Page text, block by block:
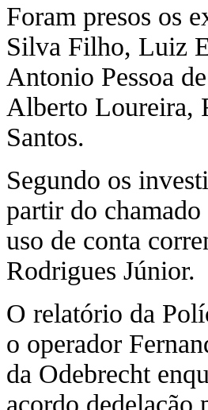
Foram presos os
Silva Filho, Luiz
Antonio Pessoa
Alberto Loureira,
Santos.
Segundo os
partir do
uso de conta
Rodrigues Júnior.
O relatório da
o operador
da Odebrecht
acordo dedelação